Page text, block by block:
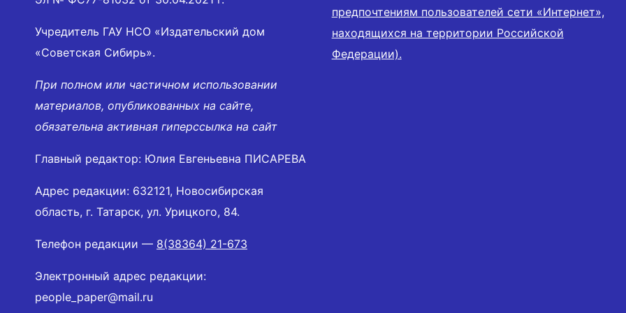
Учредитель ГАУ НСО «Издательский дом
«Советская Сибирь».
При полном или частичном использовании
материалов, опубликованных на сайте,
обязательна активная гиперссылка на сайт
Главный редактор: Юлия Евгеньевна ПИСАРЕВА
Адрес редакции: 632121, Новосибирская
область, г. Татарск, ул. Урицкого, 84.
Телефон редакции — 8(38364) 21-673
Электронный адрес редакции:
people_paper@mail.ru
предпочтениям пользователей сети «Интернет»,
находящихся на территории Российской
Федерации).